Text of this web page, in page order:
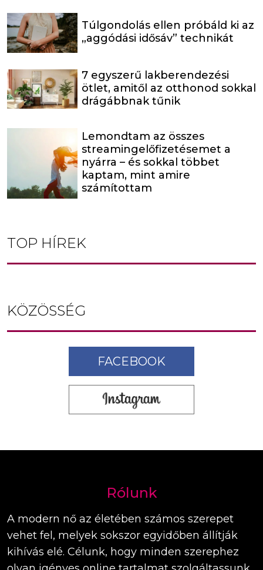
Túlgondolás ellen próbáld ki az
„aggódási idősáv” technikát
7 egyszerű lakberendezési
ötlet, amitől az otthonod sokkal
drágábbnak tűnik
Lemondtam az összes
streamingelőfizetésemet a
nyárra – és sokkal többet
kaptam, mint amire
számítottam
TOP HÍREK
KÖZÖSSÉG
FACEBOOK
Rólunk
A modern nő az életében számos szerepet
vehet fel, melyek sokszor egyidőben állítják
kihívás elé. Célunk, hogy minden szerephez